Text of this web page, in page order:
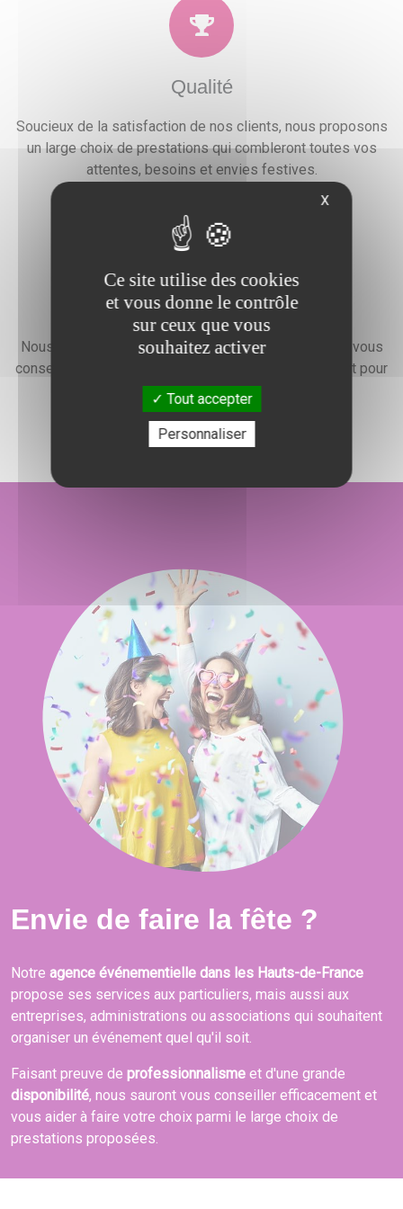
Qualité
Soucieux de la satisfaction de nos clients, nous proposons
un large choix de prestations qui combleront toutes vos
attentes, besoins et envies festives.
Devis gratuit
Nous faisons preuve d'une grande disponibilité pour vous
conseiller, vous renseigner et élaborer un devis gratuit pour
l'organisation de votre événement.
Envie de faire la fête ?
Notre agence événementielle dans les Hauts-de-France
propose ses services aux particuliers, mais aussi aux
entreprises, administrations ou associations qui souhaitent
organiser un événement quel qu'il soit.
Faisant preuve de professionnalisme et d'une grande
disponibilité, nous sauront vous conseiller efficacement et
vous aider à faire votre choix parmi le large choix de
prestations proposées.
X
Ce site utilise des cookies
et vous donne le contrôle
sur ceux que vous
souhaitez activer
Tout accepter
Personnaliser